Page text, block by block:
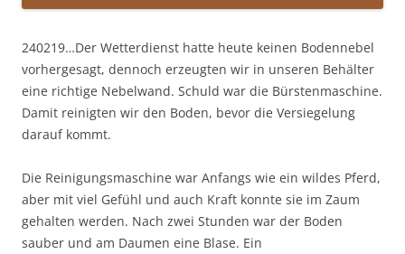
240219…Der Wetterdienst hatte heute keinen Bodennebel
vorhergesagt, dennoch erzeugten wir in unseren Behälter
eine richtige Nebelwand. Schuld war die Bürstenmaschine.
Damit reinigten wir den Boden, bevor die Versiegelung
darauf kommt.
Die Reinigungsmaschine war Anfangs wie ein wildes Pferd,
aber mit viel Gefühl und auch Kraft konnte sie im Zaum
gehalten werden. Nach zwei Stunden war der Boden
sauber und am Daumen eine Blase. Ein